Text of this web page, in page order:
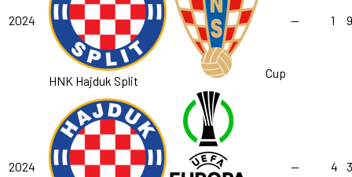
2024
HNK Hajduk Split
Cup
— 1
2024 — 4